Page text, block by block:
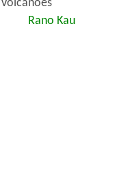
Volcanoes
Rano Kau